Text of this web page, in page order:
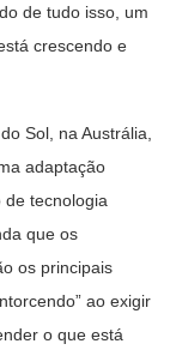
de tudo isso, um
crescendo e
Sol, na Austrália,
adaptação
tecnologia
que os
os principais
ao exigir
o que está